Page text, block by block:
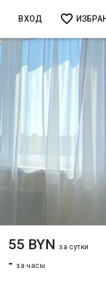
ВХОД
55 BYNза сутки
-за часы